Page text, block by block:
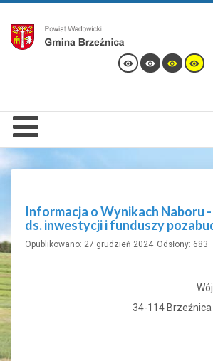
Informacja o Wynikach Naboru
ds. inwestycji i funduszy
Opublikowano: 27 grudzień 2024 Odsłony: 683
34-114